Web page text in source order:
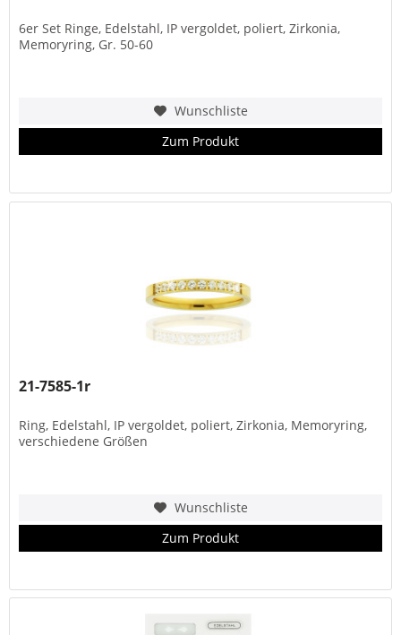
6er Set Ringe, Edelstahl, IP vergoldet, poliert, Zirkonia,
Memoryring, Gr. 50-60
Wunschliste
Zum Produkt
21-7585-1r
Ring, Edelstahl, IP vergoldet, poliert, Zirkonia, Memoryring,
verschiedene Größen
Wunschliste
Zum Produkt